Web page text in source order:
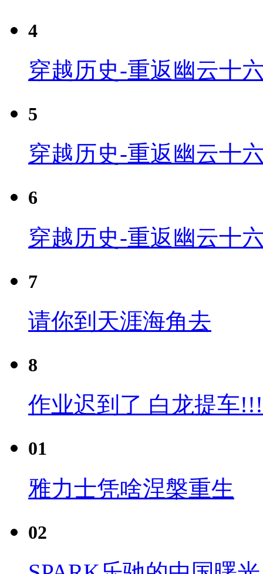
4
穿越历史-重返幽云十
5
穿越历史-重返幽云十
6
穿越历史-重返幽云十
7
请你到天涯海角去
8
作业迟到了 白龙提车
01
雅力士凭啥涅槃重生
02